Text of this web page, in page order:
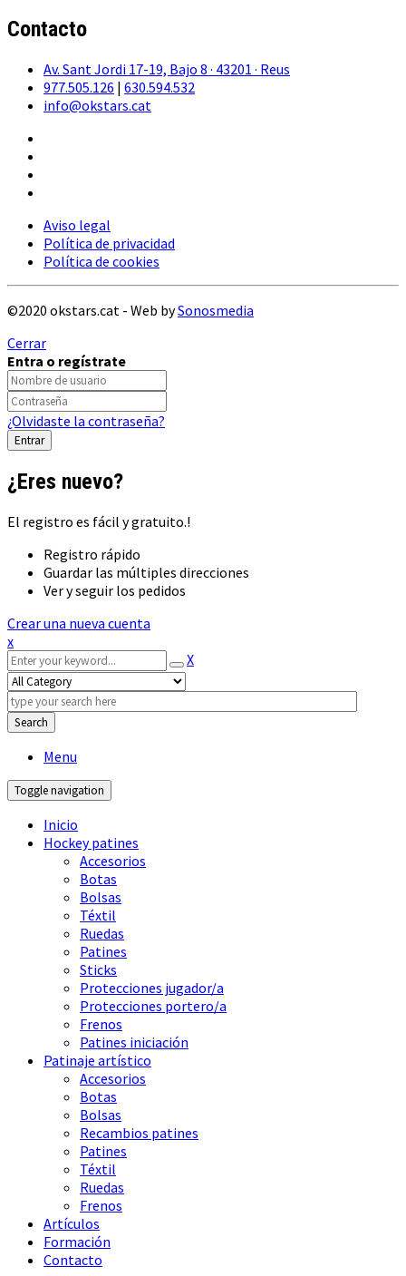
Contacto
Av. Sant Jordi 17-19, Bajo 8 · 43201 · Reus
977.505.126 | 630.594.532
info@okstars.cat
Aviso legal
Política de privacidad
Política de cookies
©2020 okstars.cat - Web bySonosmedia
Cerrar
Entra o regístrate
¿Olvidaste la contraseña?
¿Eres nuevo?
El registro es fácil y gratuito.!
Registro rápido
Guardar las múltiples direcciones
Ver y seguir los pedidos
Crear una nueva cuenta
x
X
Search
Menu
Toggle navigation
Inicio
Hockey patines
Accesorios
Botas
Bolsas
Téxtil
Ruedas
Patines
Sticks
Protecciones jugador/a
Protecciones portero/a
Frenos
Patines iniciación
Patinaje artístico
Accesorios
Botas
Bolsas
Recambios patines
Patines
Téxtil
Ruedas
Frenos
Artículos
Formación
Contacto